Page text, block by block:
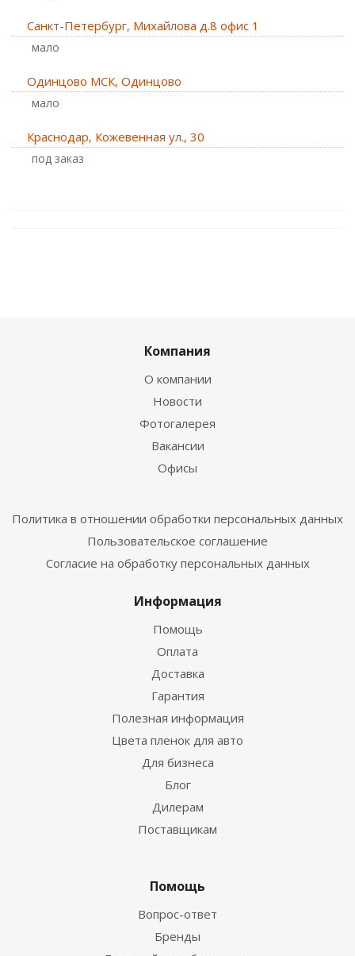
Санкт-Петербург, Михайлова д.8 офис 1
Мало
Одинцово МСК, Одинцово
Мало
Краснодар, Кожевенная ул., 30
Под заказ
Компания
О компании
Новости
Фотогалерея
Вакансии
Офисы
Политика в отношении обработки персональных данных
Пользовательское соглашение
Согласие на обработку персональных данных
Информация
Помощь
Оплата
Доставка
Гарантия
Полезная информация
Цвета пленок для авто
Для бизнеса
Блог
Дилерам
Поставщикам
Помощь
Вопрос-ответ
Бренды